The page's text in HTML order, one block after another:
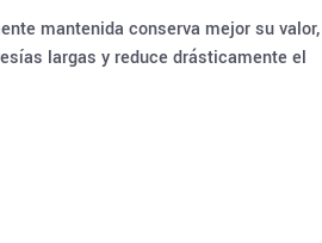
mantenida conserva mejor su valor,
largas y reduce drásticamente el